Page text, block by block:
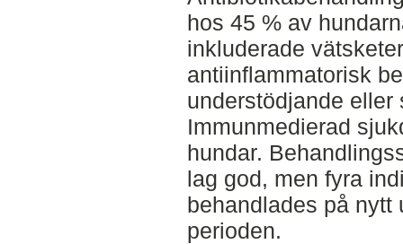
hos 45 % av
inkluderade
antiinflammatorisk
understödjande
Immunmedierad
hundar.
lag god, men fyra
behandlades på nytt
perioden.